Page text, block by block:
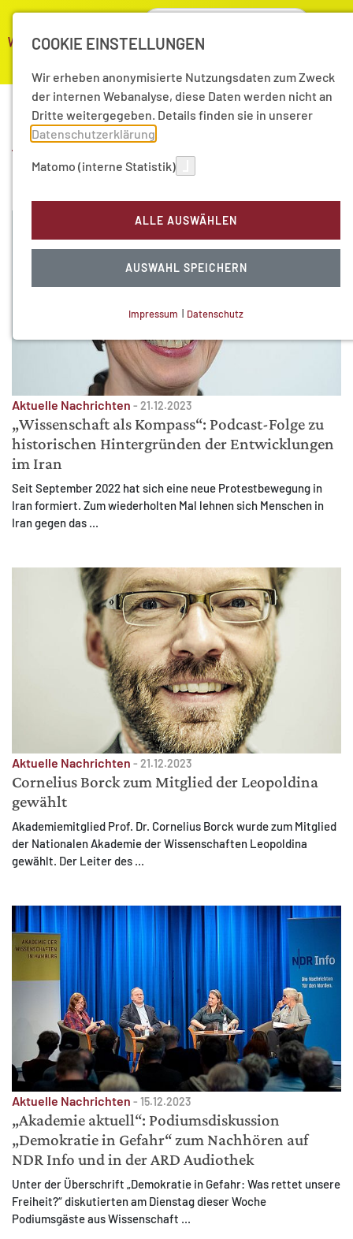
Aktuelle Nachrichten aus
2023
Aktuelle Nachrichten - 21.12.2023
„Wissenschaft als Kompass“: Podcast-Folge zu
historischen Hintergründen der Entwicklungen
im Iran
Seit September 2022 hat sich eine neue Protestbewegung in
Iran formiert. Zum wiederholten Mal lehnen sich Menschen in
Iran gegen das ...
Aktuelle Nachrichten - 21.12.2023
Cornelius Borck zum Mitglied der Leopoldina
gewählt
Akademiemitglied Prof. Dr. Cornelius Borck wurde zum Mitglied
der Nationalen Akademie der Wissenschaften Leopoldina
gewählt. Der Leiter des ...
Aktuelle Nachrichten - 15.12.2023
„Akademie aktuell“: Podiumsdiskussion
„Demokratie in Gefahr“ zum Nachhören auf
NDR Info und in der ARD Audiothek
Unter der Überschrift „Demokratie in Gefahr: Was rettet unsere
Freiheit?“ diskutierten am Dienstag dieser Woche
Podiumsgäste aus Wissenschaft ...
COOKIE EINSTELLUNGEN
Wir erheben anonymisierte Nutzungsdaten zum Zweck
der internen Webanalyse, diese Daten werden nicht an
Dritte weitergegeben. Details finden sie in unserer
Datenschutzerklärung
Matomo (interne Statistik)
ALLE AUSWÄHLEN
AUSWAHL SPEICHERN
Technisch notwendig.
MATOMO (INTERNE STATISTIK)
Diese Informationen helfen uns zu verstehen, wie
unsere Besucher unsere Website nutzen.
Impressum | Datenschutz